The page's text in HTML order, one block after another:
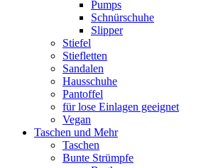
Pumps
Schnürschuhe
Slipper
Stiefel
Stiefletten
Sandalen
Hausschuhe
Pantoffel
für lose Einlagen geeignet
Vegan
Taschen und Mehr
Taschen
Bunte Strümpfe